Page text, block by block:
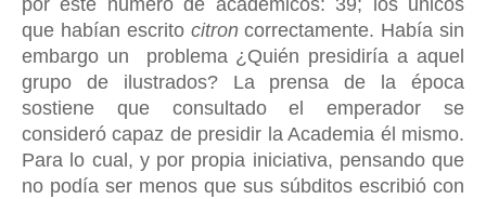
que habían escrito citroncorrectamente. Había sin
embargo un problema ¿Quién presidiría a aquel
grupo de ilustrados? La prensa de la época
sostiene que consultado el emperador se
consideró capaz de presidir la Academia él mismo.
Para lo cual, y por propia iniciativa, pensando que
no podía ser menos que sus súbditos escribió con